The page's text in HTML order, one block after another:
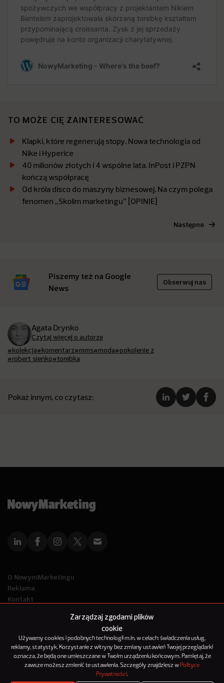
Zarządzaj zgodami plików
cookie
Używamy cookies i podobnych technologii m.in. w celach: świadczenia usług,
reklamy, statystyk. Korzystanie z witryny bez zmiany ustawień Twojej przeglądarki
oznacza, że będą one umieszczane w Twoim urządzeniu końcowym. Pamiętaj, że
zawsze możesz zmienić te ustawienia. Szczegóły znajdziesz w Polityce
Prywatności.
TO MOŻE CIĘ ZAINTERESOWAĆ
Klapki, które regenerują stopy. Nowa technologia od
Nike i Hyperice
40 milionów złotych i 4 wspólne lata. InPost i PZPN
kończą współpracę
Od króla disco do maszyny biznesowej. Na czym polega
fenomen „Skolim marketingu” [OPINIE]
Następne
Piszemy też na Google
News
Obserwuj nas
Agata Drynko
Czytaj więcej o autorze
#kolekcja#komentarz#mms#moda#pokolenie z
#robert sieńko#torebka
Pokaż innym, co czytasz:
O NowymMarketingu
Reklama
Kontakt
© 2012-2025
NowyMarketing jest marką 143Media Sp. z o.o.